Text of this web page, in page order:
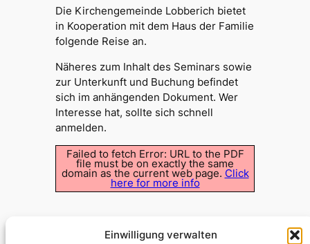
Einwilligung verwalten
Die Kirchengemeinde Lobberich bietet
in Kooperation mit dem Haus der Familie
folgende Reise an.
Näheres zum Inhalt des Seminars sowie
zur Unterkunft und Buchung befindet
sich im anhängenden Dokument. Wer
Interesse hat, sollte sich schnell
anmelden.
Failed to fetch Error: URL to the PDF
file must be on exactly the same
domain as the current web page. Click
here for more info